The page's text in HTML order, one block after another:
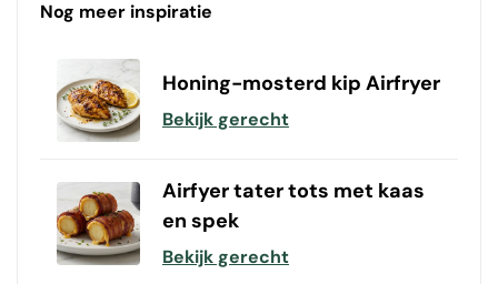
Nog meer inspiratie
Honing-mosterd kip Airfryer
Bekijk gerecht
Airfyer tater tots met kaas
en spek
Bekijk gerecht